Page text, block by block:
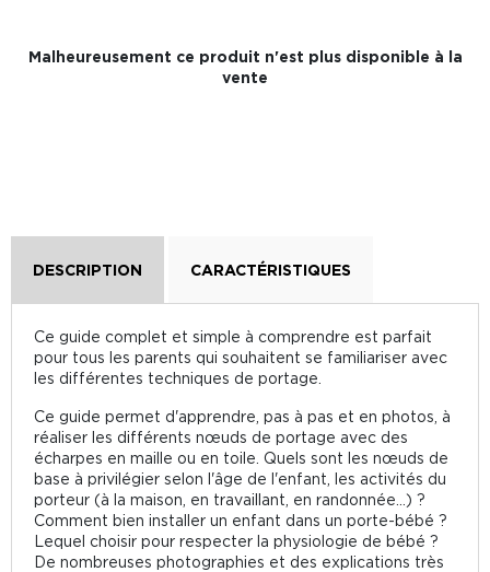
Malheureusement ce produit n'est plus disponible à la
vente
DESCRIPTION CARACTÉRISTIQUES
Ce guide complet et simple à comprendre est parfait
pour tous les parents qui souhaitent se familiariser avec
les différentes techniques de portage.
Ce guide permet d'apprendre, pas à pas et en photos, à
réaliser les différents nœuds de portage avec des
écharpes en maille ou en toile. Quels sont les nœuds de
base à privilégier selon l'âge de l'enfant, les activités du
porteur (à la maison, en travaillant, en randonnée...) ?
Comment bien installer un enfant dans un porte-bébé ?
Lequel choisir pour respecter la physiologie de bébé ?
De nombreuses photographies et des explications très